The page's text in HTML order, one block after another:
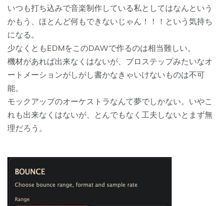
いつも打ち込みで音楽制作している私としてはなんという
かもう、ほとんど何もできないじゃん！！！という気持ち
になる。
少なくともEDMをこのDAWで作るのは相当難しい。
機材があれば出来なくはないが、ブロステップみたいなオ
ートメーションがしがし書かなきゃいけないものは不可
能。
モックアップのオーケストラなんて夢でしかない。いやこ
れも出来なくはないが、とんでもなく工夫しないとまず無
理だろう。